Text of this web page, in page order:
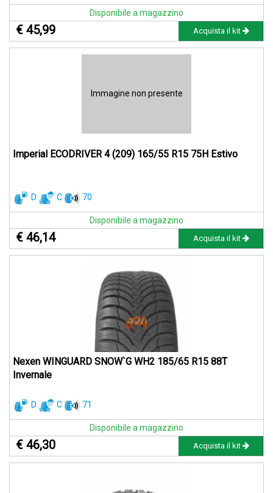
Disponibile a magazzino
€ 45,99 Acquista il kit
Immagine non presente
Imperial ECODRIVER 4 (209) 165/55 R15 75H Estivo
D C 70
Disponibile a magazzino
€ 46,14 Acquista il kit
Nexen WINGUARD SNOW`G WH2 185/65 R15 88T
Invernale
D C 71
Disponibile a magazzino
€ 46,30 Acquista il kit